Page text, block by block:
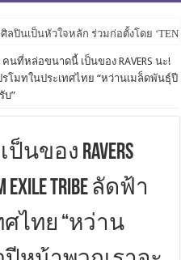
ปินเป็นหัวใจหลัก ร่วมก่อตั้งโดย
คนที่หล่อขนาดนี้ เป็นของ RAVERS นะ!
ปรโมทในประเทศไทย “หว่านเมล็ดพันธุ์ปี
บ”
อง RAVERS
Exile Tribe ลัดฟ้า
ไทย “หว่าน